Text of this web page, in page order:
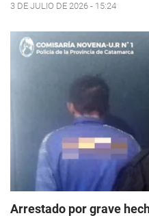
3 DE JULIO DE 2026 - 15:24
Arrestado por grave